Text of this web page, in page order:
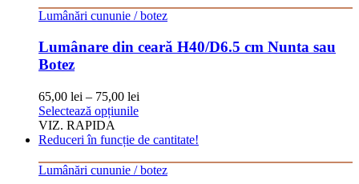
multe
Opțiunile
pot
în
pagina
Lumânări cununie / botez
Lumânare din ceară H40/D6.5 cm Nunta sau
Botez
65,00 lei – 75,00 lei
Selectează opțiunileAcest
are
multe
VIZ. RAPIDA
Reduceri în funcție de cantitate!
Lumânări cununie / botez